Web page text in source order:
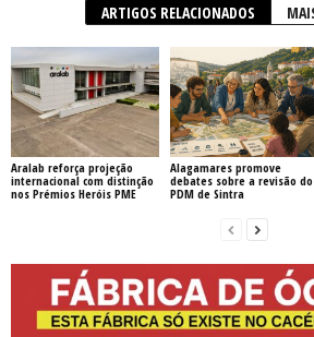
ARTIGOS RELACIONADOS
Aralab reforça projeção
internacional com distinção
nos Prémios Heróis PME
Alagamares promove
debates sobre a revisão do
PDM de Sintra